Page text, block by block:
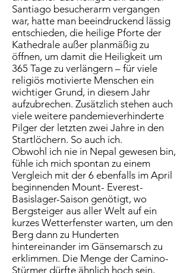
Santiago besucherarm vergangen
war, hatte man beeindruckend lässig
entschieden, die heilige Pforte der
Kathedrale außer planmäßig zu
öffnen, um damit die Heiligkeit um
365 Tage zu verlängern – für viele
religiös motivierte Menschen ein
wichtiger Grund, in diesem Jahr
aufzubrechen. Zusätzlich stehen auch
viele weitere pandemieverhinderte
Pilger der letzten zwei Jahre in den
Startlöchern. So auch ich.
Obwohl ich nie in Nepal gewesen bin,
fühle ich mich spontan zu einem
Vergleich mit der 6 ebenfalls im April
beginnenden Mount- Everest-
Basislager-Saison genötigt, wo
Bergsteiger aus aller Welt auf ein
kurzes Wetterfenster warten, um den
Berg dann zu Hunderten
hintereinander im Gänsemarsch zu
erklimmen. Die Menge der Camino-
Stürmer dürfte ähnlich hoch sein,